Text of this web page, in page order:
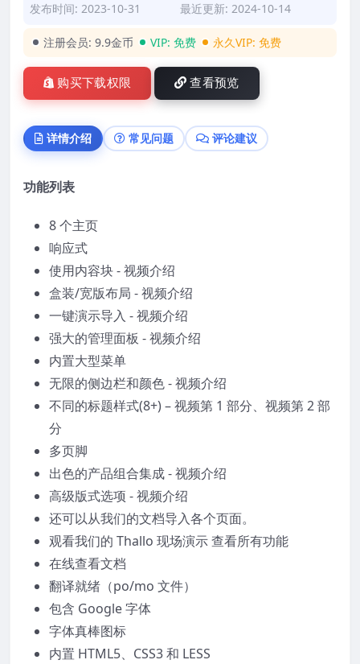
发布时间: 2023-10-31
最近更新: 2024-10-14
注册会员: 9.9金币 VIP: 免费 永久VIP: 免费
购买下载权限 查看预览
详情介绍 常见问题 评论建议
功能列表
8 个主页
响应式
使用内容块 - 视频介绍
盒装/宽版布局 - 视频介绍
一键演示导入 - 视频介绍
强大的管理面板 - 视频介绍
内置大型菜单
无限的侧边栏和颜色 - 视频介绍
不同的标题样式(8+) – 视频第 1 部分、视频第 2 部
分
多页脚
出色的产品组合集成 - 视频介绍
高级版式选项 - 视频介绍
还可以从我们的文档导入各个页面。
观看我们的 Thallo 现场演示 查看所有功能
在线查看文档
翻译就绪（po/mo 文件）
包含 Google 字体
字体真棒图标
内置 HTML5、CSS3 和 LESS